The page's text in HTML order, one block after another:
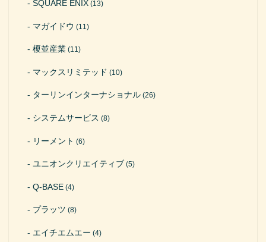
SQUARE ENIX(13)
マガイドウ (11)
榎並産業(11)
マックスリミテッド (10)
ターリンインターナショナル(26)
システムサービス (8)
リーメント (6)
ユニオンクリエイティブ (5)
Q-BASE(4)
プラッツ (8)
エイチエムエー (4)